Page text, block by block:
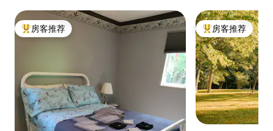
热门「房客推荐」
房客推荐 热门「房客推荐」
房客推荐